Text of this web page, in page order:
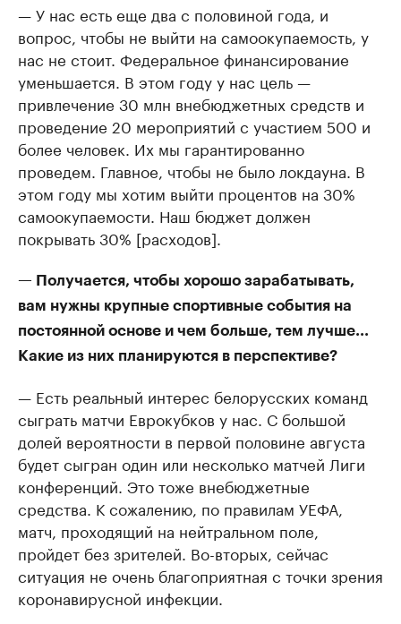
— У нас есть еще два с половиной года, и
вопрос, чтобы не выйти на самоокупаемость, у
нас не стоит. Федеральное финансирование
уменьшается. В этом году у нас цель —
привлечение 30 млн внебюджетных средств и
проведение 20 мероприятий с участием 500 и
более человек. Их мы гарантированно
проведем. Главное, чтобы не было локдауна. В
этом году мы хотим выйти процентов на 30%
самоокупаемости. Наш бюджет должен
покрывать 30% [расходов].
— Получается, чтобы хорошо зарабатывать,
вам нужны крупные спортивные события на
постоянной основе и чем больше, тем лучше...
Какие из них планируются в перспективе?
— Есть реальный интерес белорусских команд
сыграть матчи Еврокубков у нас. С большой
долей вероятности в первой половине августа
будет сыгран один или несколько матчей Лиги
конференций. Это тоже внебюджетные
средства. К сожалению, по правилам УЕФА,
матч, проходящий на нейтральном поле,
пройдет без зрителей. Во-вторых, сейчас
ситуация не очень благоприятная с точки зрения
коронавирусной инфекции.